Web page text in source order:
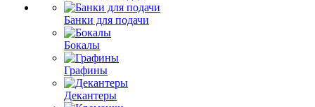
Банки для подачи
Бокалы
Графины
Декантеры